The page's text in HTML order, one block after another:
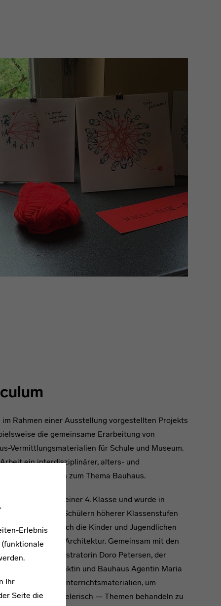
Erlebnis
Ihr
Seite die
Rahmen einer Ausstellung vorgestellten Projekts
die gemeinsame Erarbeitung von
Vermittlungsmaterialien für Schule und Museum.
ein interdisziplinärer, alters- und
Baukasten zum Thema Bauhaus.
April 2017 mit einer 4. Klasse und wurde in
Gruppe und Schülern höherer Klassenstufen
befassten sich die Kinder und Jugendlichen
Farbe, Form und Architektur. Gemeinsam mit den
Baum, der Illustratorin Doro Petersen, der
und der Architektin und Bauhaus Agentin Maria
didaktische Unterrichtsmaterialien, um
möglich auch spielerisch — Themen behandeln zu